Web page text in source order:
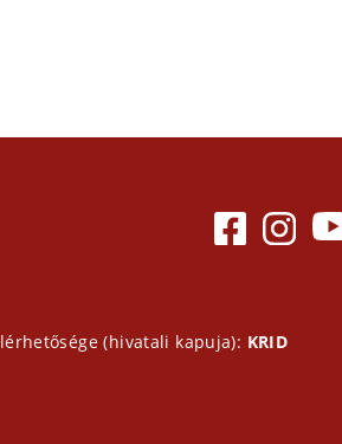
(hivatali kapuja): KRID